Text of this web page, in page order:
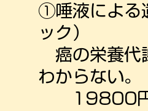
①唾液による
ック）
癌の栄養代
わからない。
19800